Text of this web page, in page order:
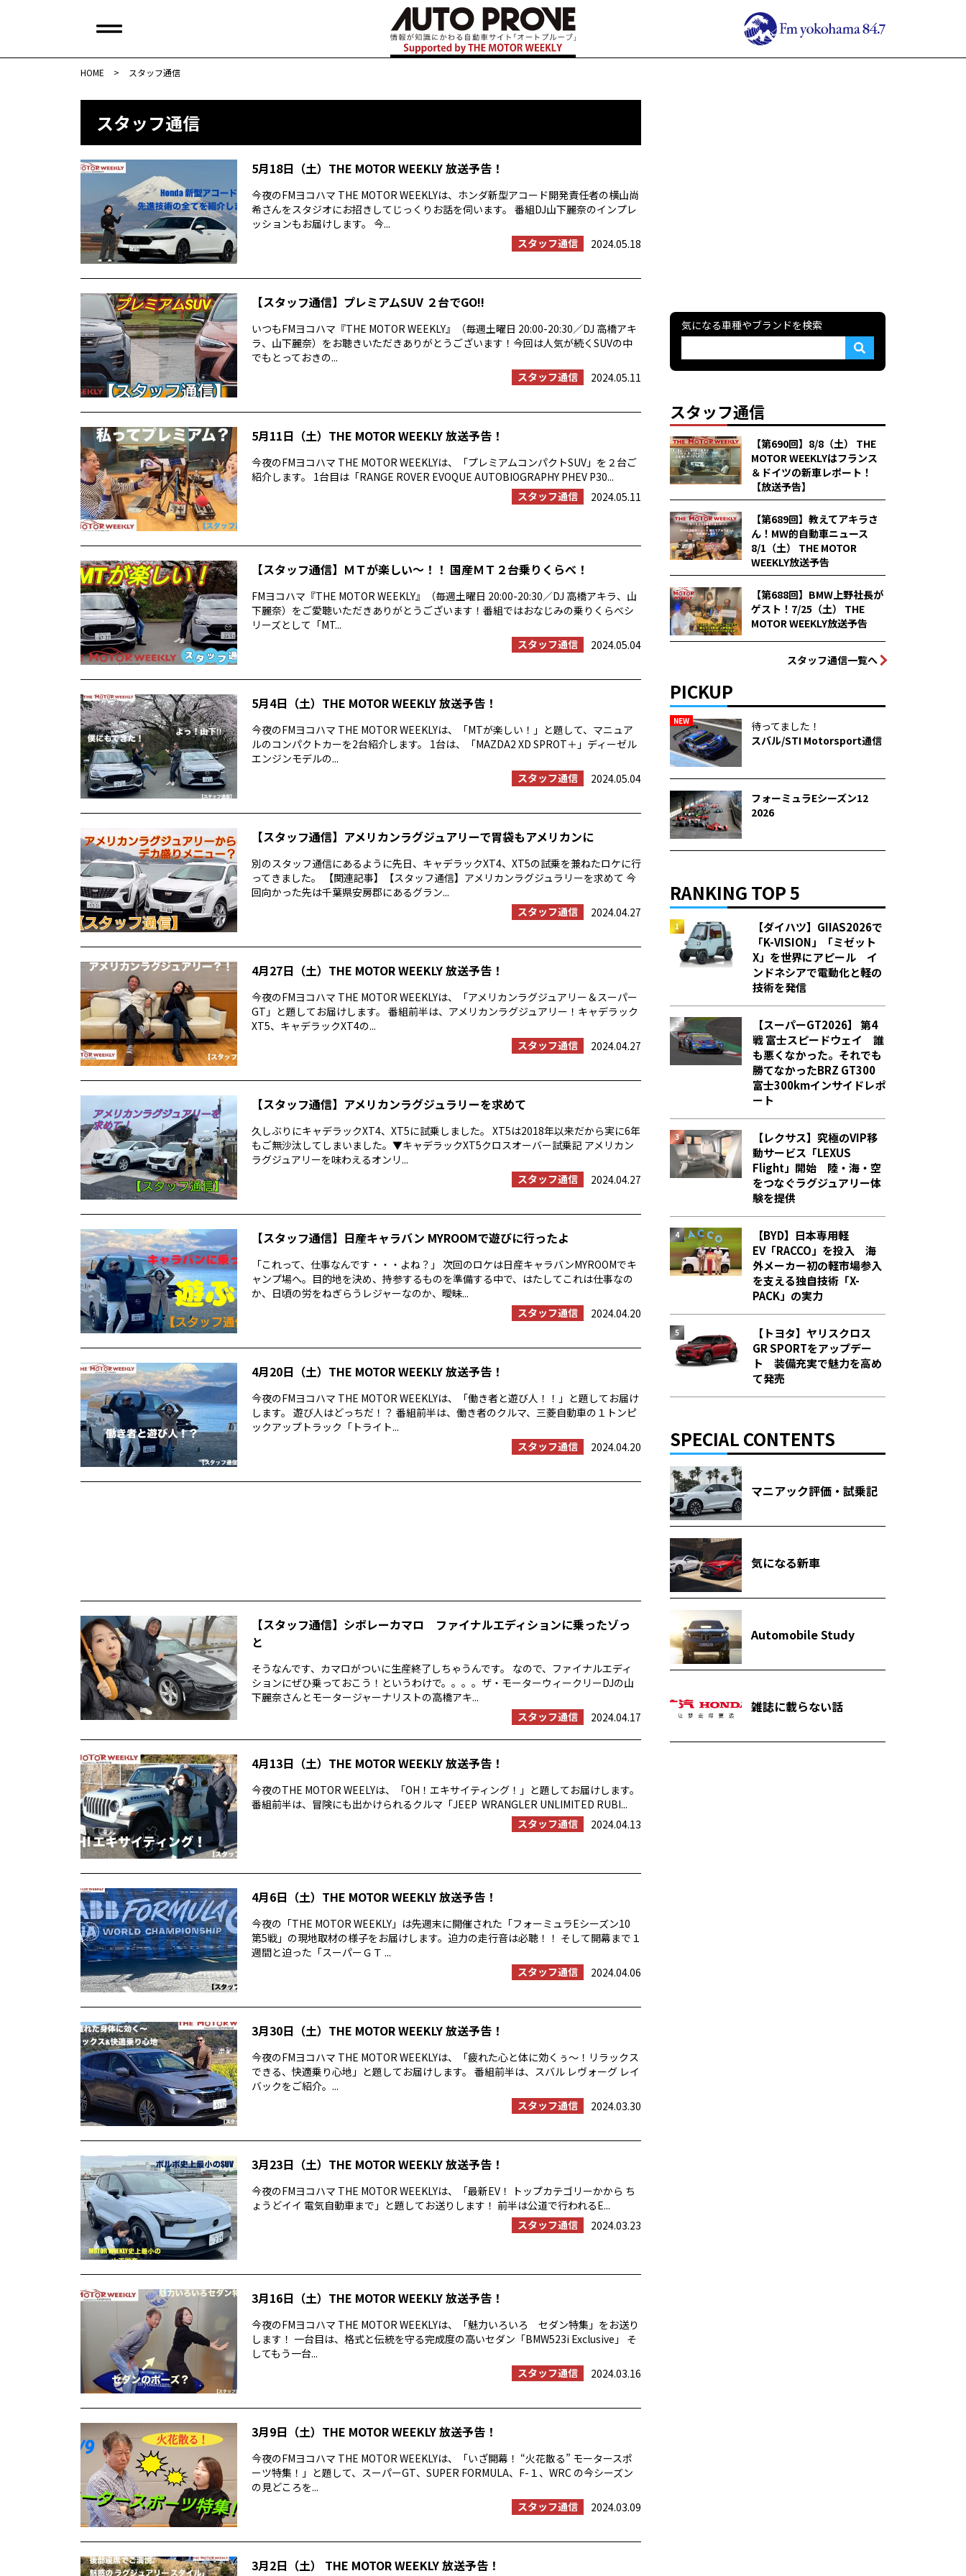
HOME > スタッフ通信
スタッフ通信
5月18日（土）THE MOTOR WEEKLY 放送予告！
今夜のFMヨコハマ THE MOTOR WEEKLYは、ホンダ新型アコード開発責任者の横山尚
希さんをスタジオにお招きしてじっくりお話を伺います。 番組DJ山下麗奈のインプレ
ッションもお届けします。 今...
スタッフ通信
2024.05.18
【スタッフ通信】プレミアムSUV ２台でGO!!
いつもFMヨコハマ『THE MOTOR WEEKLY』（毎週土曜日 20:00-20:30／DJ 高橋アキ
ラ、山下麗奈）をお聴きいただきありがとうございます！今回は人気が続くSUVの中
でもとっておきの...
スタッフ通信
2024.05.11
5月11日（土）THE MOTOR WEEKLY 放送予告！
今夜のFMヨコハマ THE MOTOR WEEKLYは、「プレミアムコンパクトSUV」を２台ご
紹介します。 1台目は「RANGE ROVER EVOQUE AUTOBIOGRAPHY PHEV P30...
スタッフ通信
2024.05.11
【スタッフ通信】ＭＴが楽しい～！！ 国産ＭＴ２台乗りくらべ！
FMヨコハマ『THE MOTOR WEEKLY』（毎週土曜日 20:00-20:30／DJ 高橋アキラ、山
下麗奈）をご愛聴いただきありがとうございます！番組ではおなじみの乗りくらべシ
リーズとして「MT...
スタッフ通信
2024.05.04
5月4日（土）THE MOTOR WEEKLY 放送予告！
今夜のFMヨコハマ THE MOTOR WEEKLYは、「MTが楽しい！」と題して、マニュア
ルのコンパクトカーを2台紹介します。 1台は、「MAZDA2 XD SPROT＋」ディーゼル
エンジンモデルの...
スタッフ通信
2024.05.04
【スタッフ通信】アメリカンラグジュアリーで胃袋もアメリカンに
別のスタッフ通信にあるように先日、キャデラックXT4、XT5の試乗を兼ねたロケに行
ってきました。 【関連記事】【スタッフ通信】アメリカンラグジュラリーを求めて 今
回向かった先は千葉県安房郡にあるグラン...
スタッフ通信
2024.04.27
4月27日（土）THE MOTOR WEEKLY 放送予告！
今夜のFMヨコハマ THE MOTOR WEEKLYは、「アメリカンラグジュアリー＆スーパー
GT」と題してお届けします。 番組前半は、アメリカンラグジュアリー！キャデラック
XT5、キャデラックXT4の...
スタッフ通信
2024.04.27
【スタッフ通信】アメリカンラグジュラリーを求めて
久しぶりにキャデラックXT4、XT5に試乗しました。 XT5は2018年以来だから実に6年
もご無沙汰してしまいました。▼キャデラックXT5クロスオーバー試乗記 アメリカン
ラグジュアリーを味わえるオンリ...
スタッフ通信
2024.04.27
【スタッフ通信】日産キャラバン MYROOMで遊びに行ったよ
「これって、仕事なんです・・・よね？」 次回のロケは日産キャラバンMYROOMでキ
ャンプ場へ。目的地を決め、持参するものを準備する中で、はたしてこれは仕事なの
か、日頃の労をねぎらうレジャーなのか、曖昧...
スタッフ通信
2024.04.20
4月20日（土）THE MOTOR WEEKLY 放送予告！
今夜のFMヨコハマ THE MOTOR WEEKLYは、「働き者と遊び人！！」と題してお届け
します。 遊び人はどっちだ！？ 番組前半は、働き者のクルマ、三菱自動車の１トンピ
ックアップトラック「トライト...
スタッフ通信
2024.04.20
【スタッフ通信】シボレーカマロ ファイナルエディションに乗ったゾっ
と
そうなんです、カマロがついに生産終了しちゃうんです。 なので、ファイナルエディ
ションにぜひ乗っておこう！というわけで。。。。ザ・モーターウィークリーDJの山
下麗奈さんとモータージャーナリストの高橋アキ...
スタッフ通信
2024.04.17
4月13日（土）THE MOTOR WEEKLY 放送予告！
今夜のTHE MOTOR WEELYは、「OH！エキサイティング！」と題してお届けします。
番組前半は、冒険にも出かけられるクルマ「JEEP WRANGLER UNLIMITED RUBI...
スタッフ通信
2024.04.13
4月6日（土）THE MOTOR WEEKLY 放送予告！
今夜の「THE MOTOR WEEKLY」は先週末に開催された「フォーミュラEシーズン10
第5戦」の現地取材の様子をお届けします。迫力の走行音は必聴！！ そして開幕まで１
週間と迫った「スーパーＧＴ ...
スタッフ通信
2024.04.06
3月30日（土）THE MOTOR WEEKLY 放送予告！
今夜のFMヨコハマ THE MOTOR WEEKLYは、「疲れた心と体に効くぅ～！リラックス
できる、快適乗り心地」と題してお届けします。 番組前半は、スバル レヴォーグ レイ
バックをご紹介。...
スタッフ通信
2024.03.30
3月23日（土）THE MOTOR WEEKLY 放送予告！
今夜のFMヨコハマ THE MOTOR WEEKLYは、「最新EV！ トップカテゴリーかから ち
ょうどイイ 電気自動車まで」と題してお送りします！ 前半は公道で行われるE...
スタッフ通信
2024.03.23
3月16日（土）THE MOTOR WEEKLY 放送予告！
今夜のFMヨコハマ THE MOTOR WEEKLYは、「魅力いろいろ セダン特集」をお送り
します！ 一台目は、格式と伝統を守る完成度の高いセダン「BMW523i Exclusive」 そ
してもう一台...
スタッフ通信
2024.03.16
3月9日（土）THE MOTOR WEEKLY 放送予告！
今夜のFMヨコハマ THE MOTOR WEEKLYは、「いざ開幕！ “火花散る” モータースポ
ーツ特集！」と題して、スーパーGT、SUPER FORMULA、F-１、WRC の今シーズン
の見どころを...
スタッフ通信
2024.03.09
3月2日（土） THE MOTOR WEEKLY 放送予告！
気になる車種やブランドを検索
スタッフ通信
【第690回】8/8（土） THE
MOTOR WEEKLYはフランス
＆ドイツの新車レポート！
【放送予告】
【第689回】教えてアキラさ
ん！MW的自動車ニュース
8/1（土） THE MOTOR
WEEKLY放送予告
【第688回】BMW上野社長が
ゲスト！7/25（土） THE
MOTOR WEEKLY放送予告
スタッフ通信一覧へ
PICKUP
NEW
待ってました！
スバル/STI Motorsport通信
フォーミュラEシーズン12
2026
RANKING TOP 5
【ダイハツ】GIIAS2026で
「K-VISION」「ミゼット
X」を世界にアピール イ
ンドネシアで電動化と軽の
技術を発信
【スーパーGT2026】 第4
戦 富士スピードウェイ 誰
も悪くなかった。それでも
勝てなかった――BRZ GT300
富士300kmインサイドレポ
ート
【レクサス】究極のVIP移
動サービス「LEXUS
Flight」開始 陸・海・空
をつなぐラグジュアリー体
験を提供
【BYD】日本専用軽
EV「RACCO」を投入 海
外メーカー初の軽市場参入
を支える独自技術「X-
PACK」の実力
【トヨタ】ヤリスクロス
GR SPORTをアップデー
ト 装備充実で魅力を高め
て発売
SPECIAL CONTENTS
マニアック評価・試乗記
気になる新車
Automobile Study
雑誌に載らない話